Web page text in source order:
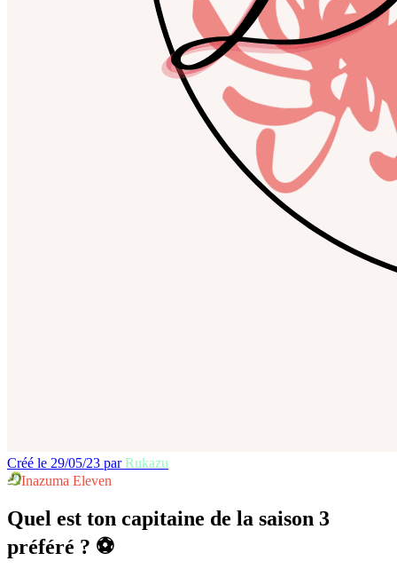
Créé le 29/05/23 par Rukazu
Inazuma Eleven
Quel est ton capitaine de la saison 3
préféré ? ⚽️